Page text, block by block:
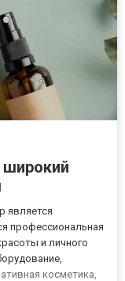
широкий
является
профессиональная
и личного
косметика,